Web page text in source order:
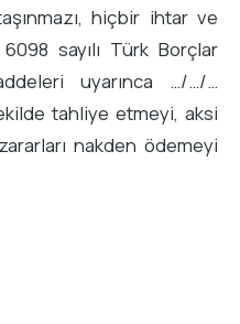
hiçbir ihtar ve
sayılı Türk Borçlar
uyarınca …/…/…
tahliye etmeyi, aksi
nakden ödemeyi